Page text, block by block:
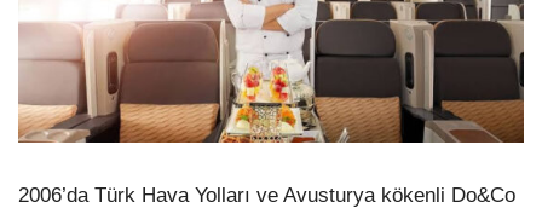
2006’da Türk Hava Yolları ve Avusturya kökenli Do&Co